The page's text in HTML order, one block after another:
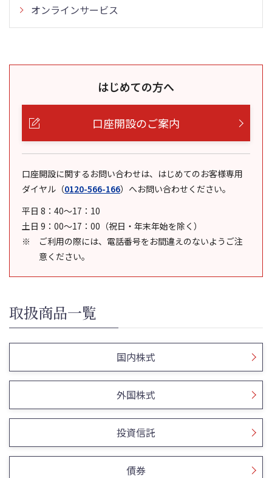
オンラインサービス
はじめての方へ
口座開設のご案内
口座開設に関するお問い合わせは、はじめてのお客様専用
ダイヤル （0120-566-166） へお問い合わせください。
平日 8：40～17：10
土日 9：00～17：00（祝日・年末年始を除く）
ご利用の際には、電話番号をお間違えのないようご注
意ください。
取扱商品一覧
国内株式
外国株式
投資信託
債券